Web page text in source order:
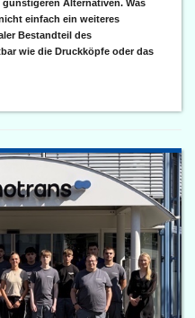
Alternativen. Was
einfach ein weiteres
Bestandteil des
wie die Druckköpfe oder das